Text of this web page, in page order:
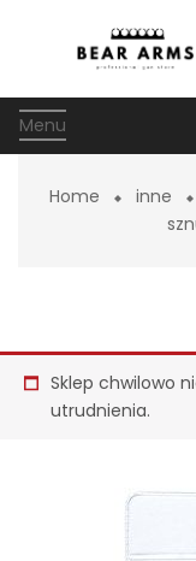
Menu
Home inne
Sklep chwilowo
utrudnienia.